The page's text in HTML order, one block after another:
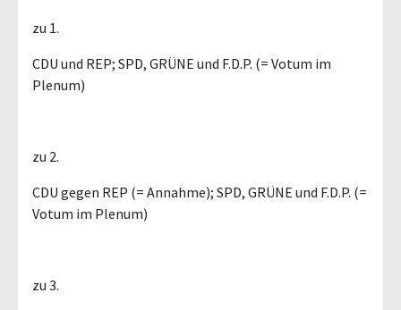
zu 1.
CDU und REP; SPD, GRÜNE und F.D.P. (= Votum im
Plenum)
zu 2.
CDU gegen REP (= Annahme); SPD, GRÜNE und F.D.P. (=
Votum im Plenum)
zu 3.